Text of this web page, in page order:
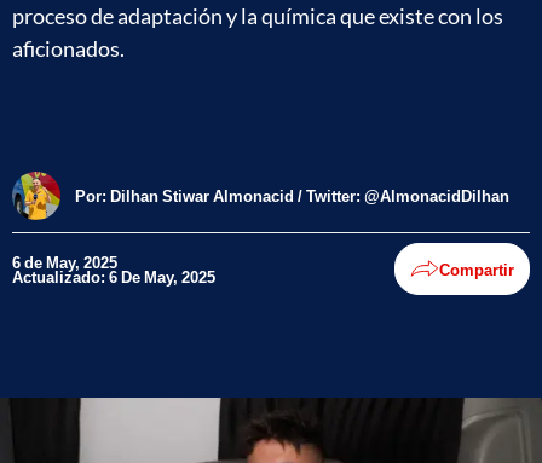
proceso de adaptación y la química que existe con los
aficionados.
Por: Dilhan Stiwar Almonacid / Twitter: @AlmonacidDilhan
6 de May, 2025
Actualizado: 6 De May, 2025 Compartir